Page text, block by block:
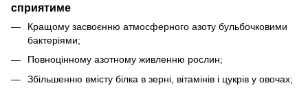
сприятиме
Кращому засвоєнню атмосферного азоту бульбочковими
бактеріями;
Повноцінному азотному живленню рослин;
Збільшенню вмісту білка в зерні, вітамінів і цукрів у овочах;